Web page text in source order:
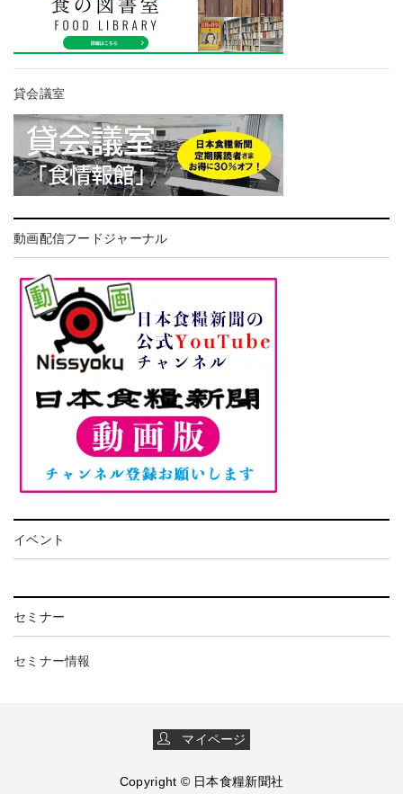
貸会議室
動画配信フードジャーナル
イベント
セミナー
セミナー情報
マイページ
Copyright © 日本食糧新聞社